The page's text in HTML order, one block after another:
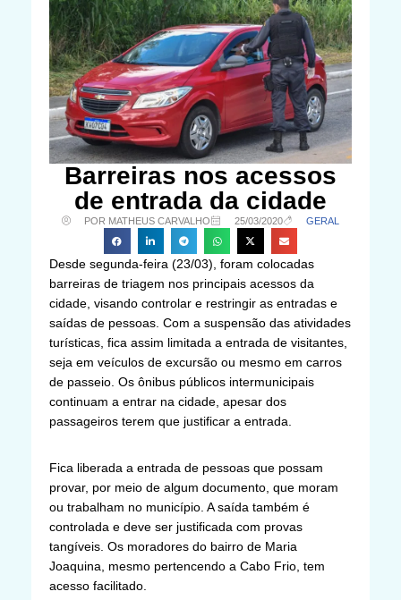
Barreiras nos acessos
de entrada da cidade
POR MATHEUS CARVALHO 25/03/2020 GERAL
Desde segunda-feira (23/03), foram colocadas
barreiras de triagem nos principais acessos da
cidade, visando controlar e restringir as entradas e
saídas de pessoas. Com a suspensão das atividades
turísticas, fica assim limitada a entrada de visitantes,
seja em veículos de excursão ou mesmo em carros
de passeio. Os ônibus públicos intermunicipais
continuam a entrar na cidade, apesar dos
passageiros terem que justificar a entrada.
Fica liberada a entrada de pessoas que possam
provar, por meio de algum documento, que moram
ou trabalham no município. A saída também é
controlada e deve ser justificada com provas
tangíveis. Os moradores do bairro de Maria
Joaquina, mesmo pertencendo a Cabo Frio, tem
acesso facilitado.